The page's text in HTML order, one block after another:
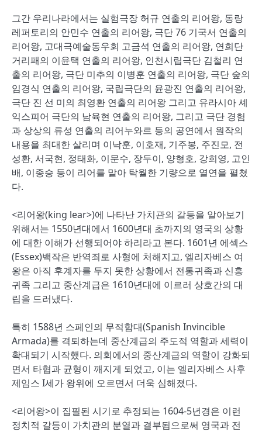
그간 우리나라에서는 실험극장 허규 연출의 리어왕, 동랑
레퍼토리의 안민수 연출의 리어왕, 극단 76 기국서 연출의
리어왕, 고대극예술동우회 고금석 연출의 리어왕, 연희단
거리패의 이윤택 연출의 리어왕, 인천시립극단 김철리 연
출의 리어왕, 극단 미추의 이병훈 연출의 리어왕, 극단 숲의
임경식 연출의 리어왕, 국립극단의 윤광진 연출의 리어왕,
극단 진 선 미의 최영환 연출의 리어왕 그리고 유라시아 셰
익스피어 극단의 남육현 연출의 리어왕, 그리고 극단 경험
과 상상의 류성 연출의 리어누와르 등의 공연에서 원작의
내용을 최대한 살리며 이낙훈, 이호재, 기주봉, 주진모, 전
성환, 서국현, 정태화, 이문수, 장두이, 양형호, 강희영, 고인
배, 이종승 등이 리어를 맡아 탁월한 기량으로 열연을 펼쳤
다.
<리어왕(king lear>)에 나타난 가치관의 갈등을 알아보기
위해서는 1550년대에서 1600년대 초까지의 영국의 상황
에 대한 이해가 선행되어야 하리라고 본다. 1601년 에섹스
(Essex)백작은 반역죄로 사형에 처해지고, 엘리자베스 여
왕은 아직 후계자를 두지 못한 상황에서 전통귀족과 신흥
귀족 그리고 중산계급은 1610년대에 이르러 상호간의 대
립을 드러냈다.
특히 1588년 스페인의 무적함대(Spanish Invincible
Armada)를 격퇴하는데 중산계급의 주도적 역할과 세력이
확대되기 시작했다. 의회에서의 중산계급의 역할이 강화되
면서 타협과 균형이 깨지게 되었고, 이는 엘리자베스 사후
제임스 I세가 왕위에 오르면서 더욱 심해졌다.
<리어왕>이 집필된 시기로 추정되는 1604-5년경은 이런
정치적 갈등이 가치관의 분열과 결부됨으로써 영국과 전